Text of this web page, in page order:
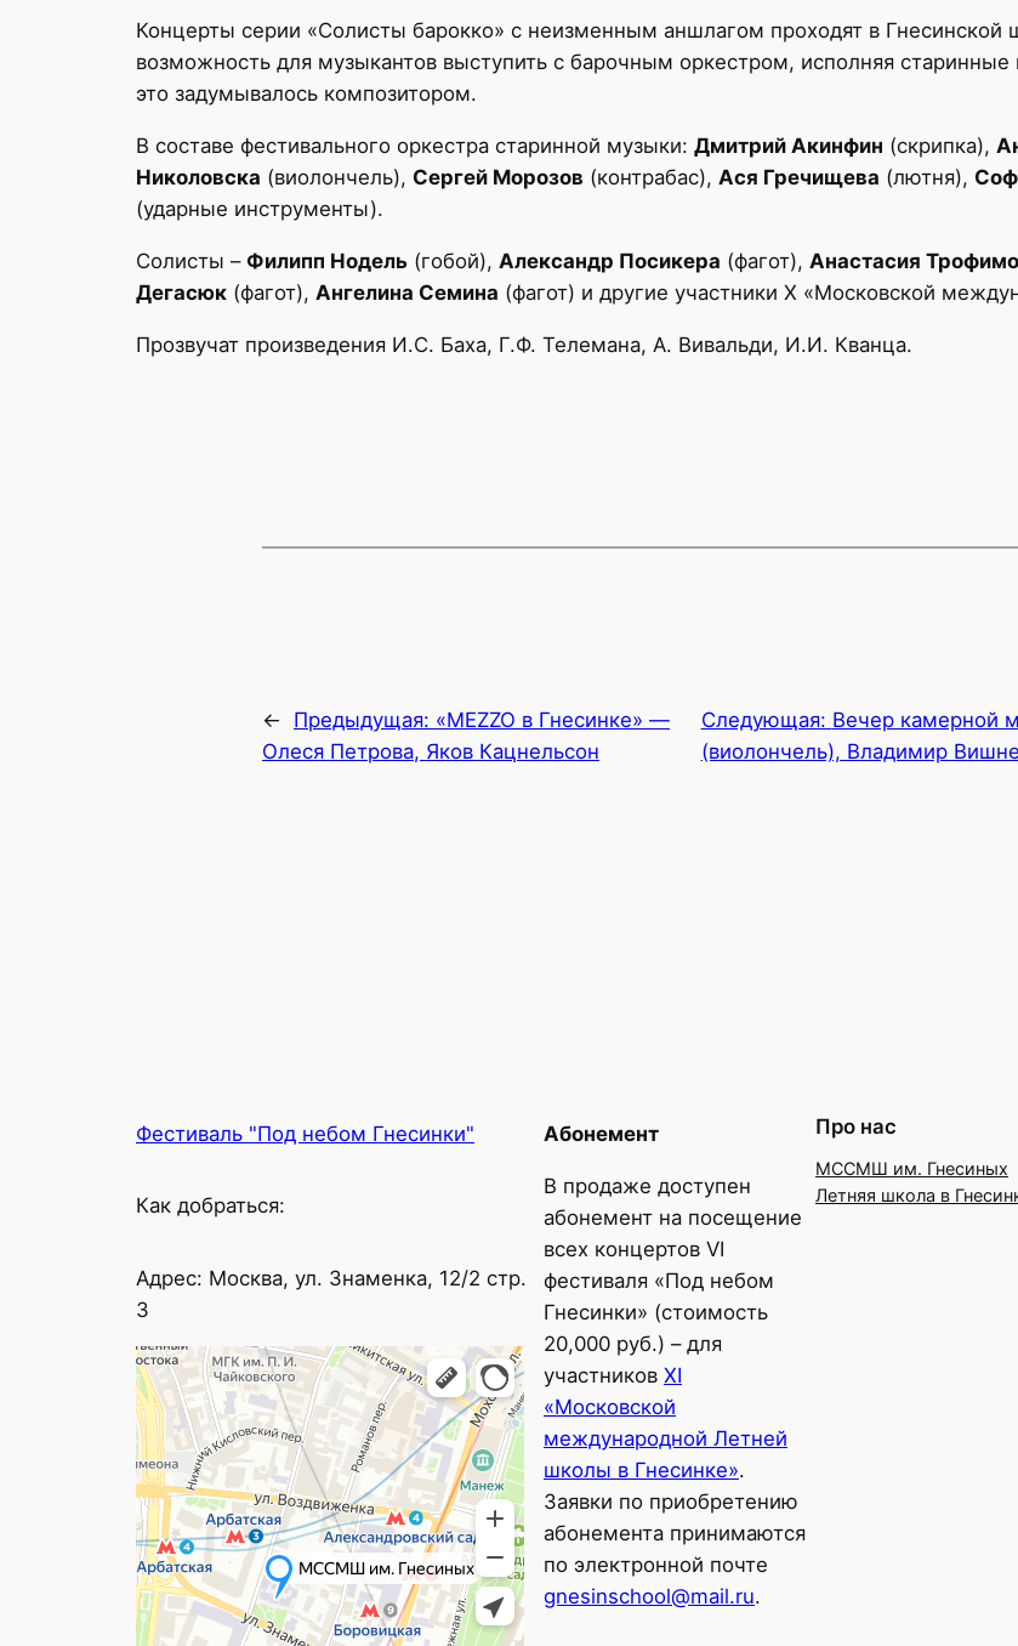
Концерты серии «Солисты барокко» с неизменным аншлагом проходят в Гнесинской
возможность для музыкантов выступить с барочным оркестром, исполняя старинные
это задумывалось композитором.
В составе фестивального оркестра старинной музыки: Дмитрий Акинфин (скрипка),
Николовска (виолончель), Сергей Морозов (контрабас), Ася Гречищева (лютня),
(ударные инструменты).
Солисты – Филипп Нодель (гобой), Александр Посикера (фагот), Анастасия
Дегасюк (фагот), Ангелина Семина (фагот) и другие участники Х «Московской
Прозвучат произведения И.С. Баха, Г.Ф. Телемана, А. Вивальди, И.И. Кванца.
← Предыдущая: «MEZZO в Гнесинке» —
Олеся Петрова, Яков Кацнельсон
Следующая: Вечер камерной
(виолончель), Владимир
Фестиваль "Под небом Гнесинки"
Как добраться:
Адрес: Москва, ул. Знаменка, 12/2 стр.
3
Абонемент
В продаже доступен
абонемент на посещение
всех концертов VI
фестиваля «Под небом
Гнесинки» (стоимость
20,000 руб.) – для
участников XI
«Московской
международной Летней
школы в Гнесинке».
Заявки по приобретению
абонемента принимаются
по электронной почте
gnesinschool@mail.ru.
Про нас
МССМШ им. Гнесиных
Летняя школа в